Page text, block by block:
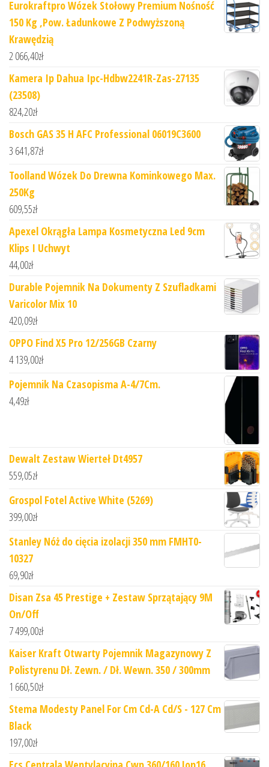
Eurokraftpro Wózek Stołowy Premium Nośność
150 Kg ,Pow. Ładunkowe Z Podwyższoną
Krawędzią
2 066,40zł
Kamera Ip Dahua Ipc-Hdbw2241R-Zas-27135
(23508)
824,20zł
Bosch GAS 35 H AFC Professional 06019C3600
3 641,87zł
Toolland Wózek Do Drewna Kominkowego Max.
250Kg
609,55zł
Apexel Okrągła Lampa Kosmetyczna Led 9cm
Klips I Uchwyt
44,00zł
Durable Pojemnik Na Dokumenty Z Szufladkami
Varicolor Mix 10
420,09zł
OPPO Find X5 Pro 12/256GB Czarny
4 139,00zł
Pojemnik Na Czasopisma A-4/7Cm.
4,49zł
Dewalt Zestaw Wierteł Dt4957
559,05zł
Grospol Fotel Active White (5269)
399,00zł
Stanley Nóż do cięcia izolacji 350 mm FMHT0-
10327
69,90zł
Disan Zsa 45 Prestige + Zestaw Sprzątający 9M
On/Off
7 499,00zł
Kaiser Kraft Otwarty Pojemnik Magazynowy Z
Polistyrenu Dł. Zewn. / Dł. Wewn. 350 / 300mm
1 660,50zł
Stema Modesty Panel For Cm Cd-A Cd/S - 127 Cm
Black
197,00zł